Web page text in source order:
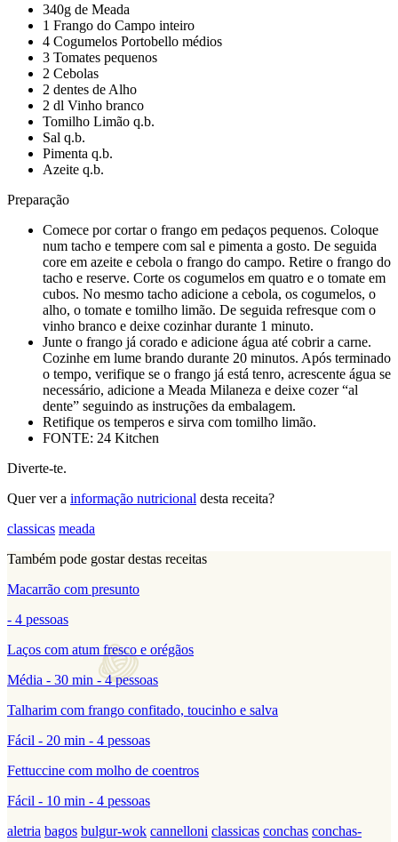
340g de Meada
1 Frango do Campo inteiro
4 Cogumelos Portobello médios
3 Tomates pequenos
2 Cebolas
2 dentes de Alho
2 dl Vinho branco
Tomilho Limão q.b.
Sal q.b.
Pimenta q.b.
Azeite q.b.
Preparação
Comece por cortar o frango em pedaços pequenos. Coloque
num tacho e tempere com sal e pimenta a gosto. De seguida
core em azeite e cebola o frango do campo. Retire o frango do
tacho e reserve. Corte os cogumelos em quatro e o tomate em
cubos. No mesmo tacho adicione a cebola, os cogumelos, o
alho, o tomate e tomilho limão. De seguida refresque com o
vinho branco e deixe cozinhar durante 1 minuto.
Junte o frango já corado e adicione água até cobrir a carne.
Cozinhe em lume brando durante 20 minutos. Após terminado
o tempo, verifique se o frango já está tenro, acrescente água se
necessário, adicione a Meada Milaneza e deixe cozer “al
dente” seguindo as instruções da embalagem.
Retifique os temperos e sirva com tomilho limão.
FONTE: 24 Kitchen
Diverte-te.
Quer ver a informação nutricional desta receita?
classicas meada
Também pode gostar destas receitas
Macarrão com presunto
- 4 pessoas
Laços com atum fresco e orégãos
Média - 30 min - 4 pessoas
Talharim com frango confitado, toucinho e salva
Fácil - 20 min - 4 pessoas
Fettuccine com molho de coentros
Fácil - 10 min - 4 pessoas
aletria bagos bulgur-wok cannelloni classicas conchas conchas-